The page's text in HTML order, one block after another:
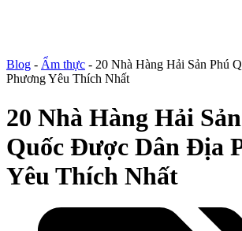
Blog - Ẩm thực - 20 Nhà Hàng Hải Sản Phú
Phương Yêu Thích Nhất
20 Nhà Hàng Hải
Quốc Được Dân Địa
Yêu Thích Nhất